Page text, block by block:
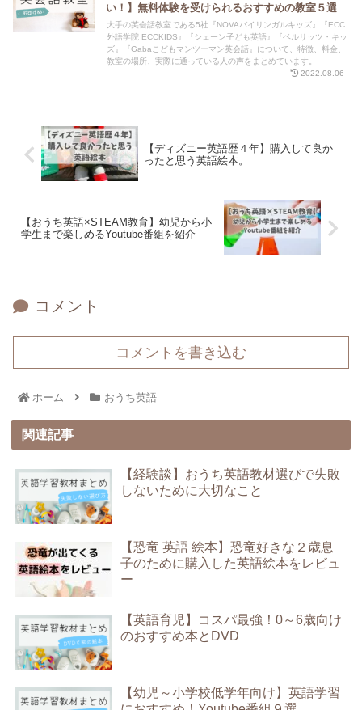
い！】無料体験を受けられるおすすめの教室５選
大手の英会話教室である5社『NOVAバイリンガルキッズ』『ECC
外語学院 ECCKIDS』『シェーン子ども英語』『ベルリッツ・キッ
ズ』『Gabaこどもマンツーマン英会話』について、特徴、料金、
教室の場所、実際に通っている人の声をまとめています。
2022.08.06
【ディズニー英語歴４年】購入して良か
ったと思う英語絵本。
【おうち英語×STEAM教育】幼児から小
学生まで楽しめるYoutube番組を紹介
コメント
コメントを書き込む
ホーム おうち英語
関連記事
【経験談】おうち英語教材選びで失敗
しないために大切なこと
【恐竜 英語 絵本】恐竜好きな２歳息
子のために購入した英語絵本をレビュ
ー
【英語育児】コスパ最強！0～6歳向け
のおすすめ本とDVD
【幼児～小学校低学年向け】英語学習